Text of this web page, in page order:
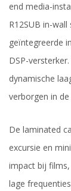
end media-
R12SUB in-
geïntegreerde
DSP-
dynamische
verborgen in de
De laminated
excursie en
impact bij
lage